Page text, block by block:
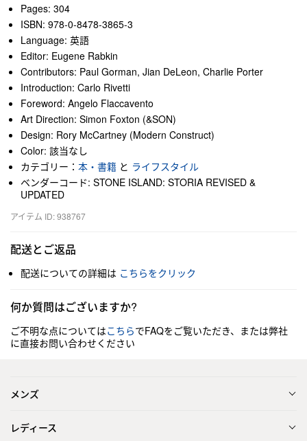
Pages: 304
ISBN: 978-0-8478-3865-3
Language: 英語
Editor: Eugene Rabkin
Contributors: Paul Gorman, Jian DeLeon, Charlie Porter
Introduction: Carlo Rivetti
Foreword: Angelo Flaccavento
Art Direction: Simon Foxton (&SON)
Design: Rory McCartney (Modern Construct)
Color: 該当なし
カテゴリー： 本・書籍 と ライフスタイル
ベンダーコード: STONE ISLAND: STORIA REVISED &
UPDATED
アイテム ID: 938767
配送とご返品
配送についての詳細は こちらをクリック
何か質問はございますか?
ご不明な点についてはこちらでFAQをご覧いただき、または弊社
に直接お問い合わせください
メンズ
レディース